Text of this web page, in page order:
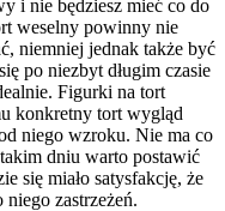
i nie będziesz mieć co do
weselny powinny nie
niemniej jednak także być
po niezbyt długim czasie
Figurki na tort
konkretny tort wygląd
niego wzroku. Nie ma co
dniu warto postawić
się miało satysfakcję, że
zastrzeżeń.